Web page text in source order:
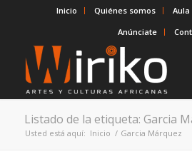
Inicio Quiénes somos Aula
Anúnciate
Listado de la etiqueta: Garcia
Usted está aquí: Inicio / Garcia Márquez